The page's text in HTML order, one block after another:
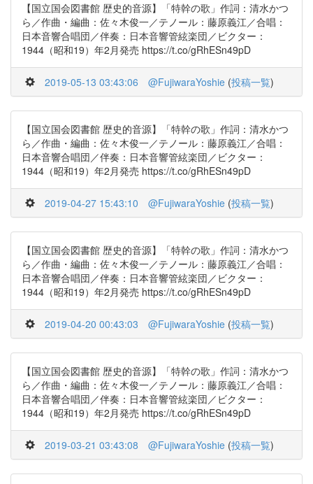
【国立国会図書館 歴史的音源】「特幹の歌」作詞：清水かつ
ら／作曲・編曲：佐々木俊一／テノール：藤原義江／合唱：
日本音響合唱団／伴奏：日本音響管絃楽団／ビクター：
1944（昭和19）年2月発売 https://t.co/gRhESn49pD
2019-05-13 03:43:06 @FujiwaraYoshie (投稿一覧)
【国立国会図書館 歴史的音源】「特幹の歌」作詞：清水かつ
ら／作曲・編曲：佐々木俊一／テノール：藤原義江／合唱：
日本音響合唱団／伴奏：日本音響管絃楽団／ビクター：
1944（昭和19）年2月発売 https://t.co/gRhESn49pD
2019-04-27 15:43:10 @FujiwaraYoshie (投稿一覧)
【国立国会図書館 歴史的音源】「特幹の歌」作詞：清水かつ
ら／作曲・編曲：佐々木俊一／テノール：藤原義江／合唱：
日本音響合唱団／伴奏：日本音響管絃楽団／ビクター：
1944（昭和19）年2月発売 https://t.co/gRhESn49pD
2019-04-20 00:43:03 @FujiwaraYoshie (投稿一覧)
【国立国会図書館 歴史的音源】「特幹の歌」作詞：清水かつ
ら／作曲・編曲：佐々木俊一／テノール：藤原義江／合唱：
日本音響合唱団／伴奏：日本音響管絃楽団／ビクター：
1944（昭和19）年2月発売 https://t.co/gRhESn49pD
2019-03-21 03:43:08 @FujiwaraYoshie (投稿一覧)